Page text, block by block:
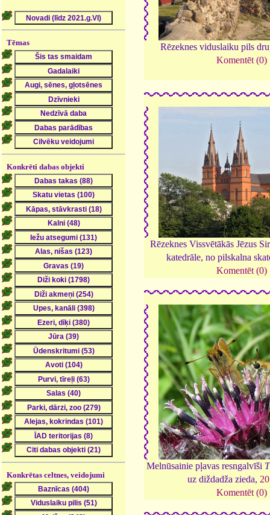
Tēmas
Konkrēti dabas objekti
Konkrētas celtnes, veidojumi
Rēzeknes viduslaiku pils
Komentēt (0)
Rēzeknes Vissvētākās Jēzus
katedrāle, no pilskalna
Komentēt (0)
Melnūsainie pļavas resngalvīši
uz diždadža zieda,
Komentēt (0)